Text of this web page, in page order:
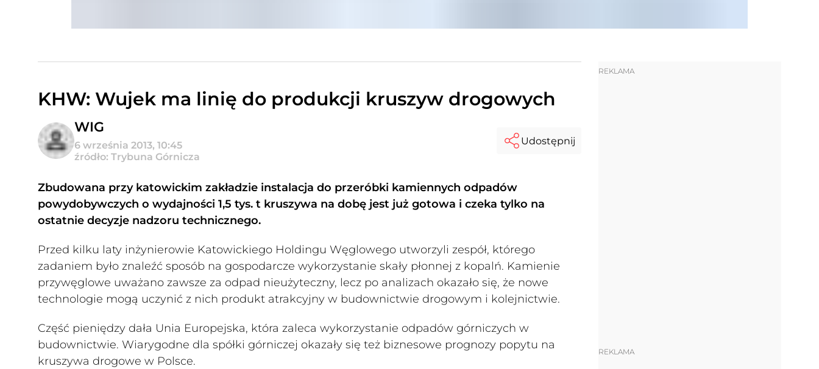
KHW: Wujek ma linię do produkcji kruszyw drogowych
WIG
6 września 2013, 10:45
źródło: Trybuna Górnicza
Udostępnij
Zbudowana przy katowickim zakładzie instalacja do przeróbki kamiennych odpadów
powydobywczych o wydajności 1,5 tys. t kruszywa na dobę jest już gotowa i czeka tylko na
ostatnie decyzje nadzoru technicznego.
Przed kilku laty inżynierowie Katowickiego Holdingu Węglowego utworzyli zespół, którego
zadaniem było znaleźć sposób na gospodarcze wykorzystanie skały płonnej z kopalń. Kamienie
przywęglowe uważano zawsze za odpad nieużyteczny, lecz po analizach okazało się, że nowe
technologie mogą uczynić z nich produkt atrakcyjny w budownictwie drogowym i kolejnictwie.
Część pieniędzy dała Unia Europejska, która zaleca wykorzystanie odpadów górniczych w
budownictwie. Wiarygodne dla spółki górniczej okazały się też biznesowe prognozy popytu na
kruszywa drogowe w Polsce.
REKLAMA
REKLAMA